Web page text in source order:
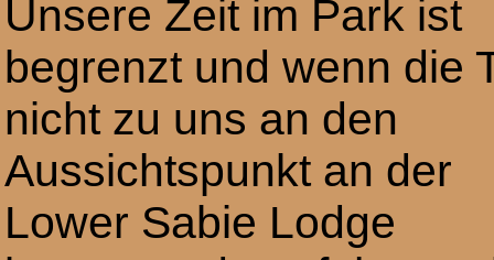
Unsere Zeit im Park ist
begrenzt und wenn die
nicht zu uns an den
Aussichtspunkt an der
Lower Sabie Lodge